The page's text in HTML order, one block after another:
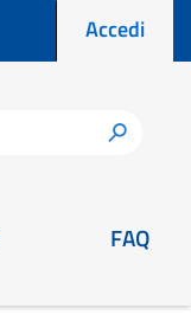
Menu
Accedi
h
FAQ